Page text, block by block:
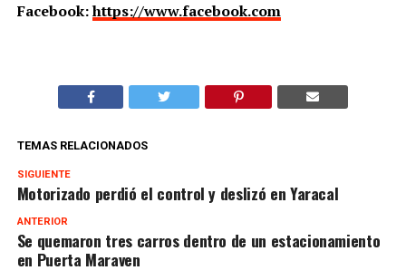
Facebook:https://www.facebook.com
TEMAS RELACIONADOS
SIGUIENTE
Motorizado perdió el control y deslizó en Yaracal
ANTERIOR
Se quemaron tres carros dentro de un estacionamiento
en Puerta Maraven